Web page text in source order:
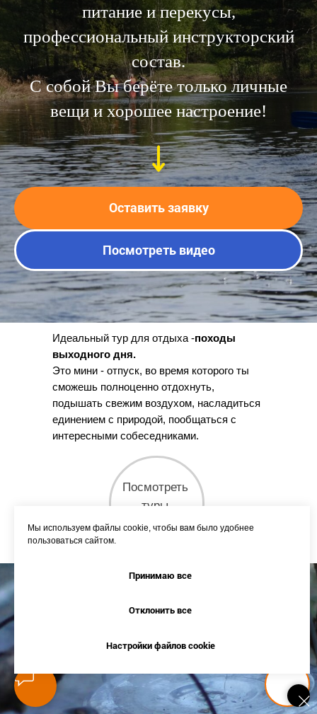
питание и перекусы,
профессиональный инструкторский
состав.
С собой Вы берёте только личные
вещи и хорошее настроение!
Оставить заявку
Посмотреть видео
Идеальный тур для отдыха -походы
выходного дня.
Это мини - отпуск, во время которого ты
сможешь полноценно отдохнуть,
подышать свежим воздухом, насладиться
единением с природой, пообщаться с
интересными собеседниками.
Посмотреть
туры
Мы используем файлы cookie, чтобы вам было удобнее
пользоваться сайтом.
Принимаю все
Отклонить все
Настройки файлов cookie